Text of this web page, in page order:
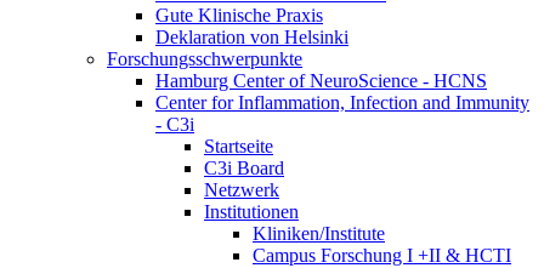
Gute Klinische Praxis
Deklaration von Helsinki
Forschungsschwerpunkte
Hamburg Center of NeuroScience - HCNS
Center for Inflammation, Infection and Immunity
- C3i
Startseite
C3i Board
Netzwerk
Institutionen
Kliniken/Institute
Campus Forschung I +II & HCTI